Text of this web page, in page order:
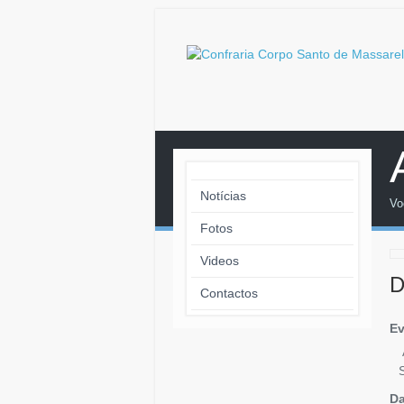
Notícias
Fotos
Videos
Contactos